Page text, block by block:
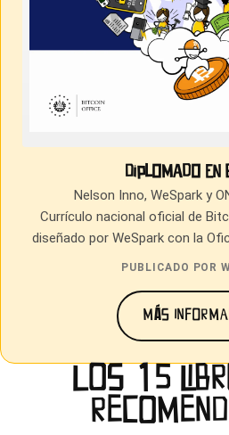
Diplomado en
Nelson Inno, WeSpark y
Currículo nacional oficial de
diseñado por WeSpark con la
PUBLICADO POR
MÁS
LOS 15